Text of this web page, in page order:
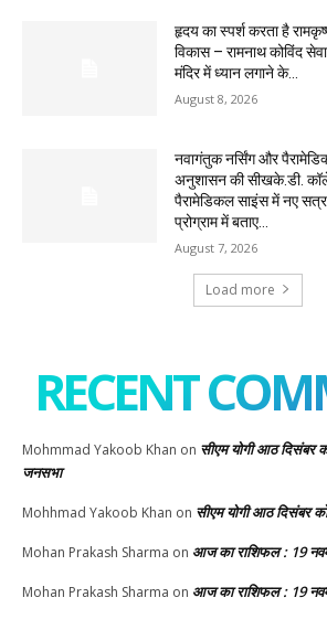
हृदय का स्पर्श करता है
विकास – रामनाथ कोविंद
मंदिर में ध्यान लगाने के...
August 8, 2026
नवागंतुक नर्सिंग और
अनुशासन की सीखके.डी.
पैरामेडिकल साइंस में नए
प्रोग्राम में बताए...
August 7, 2026
Load more
RECENT
Mohmmad Yakoob Khan on सीएम योगी आठ दिसंबर
जनसभा
Mohhmad Yakoob Khan on सीएम योगी आठ दिसंबर
Mohan Prakash Sharma on आज का राशिफल : 19
Mohan Prakash Sharma on आज का राशिफल : 19